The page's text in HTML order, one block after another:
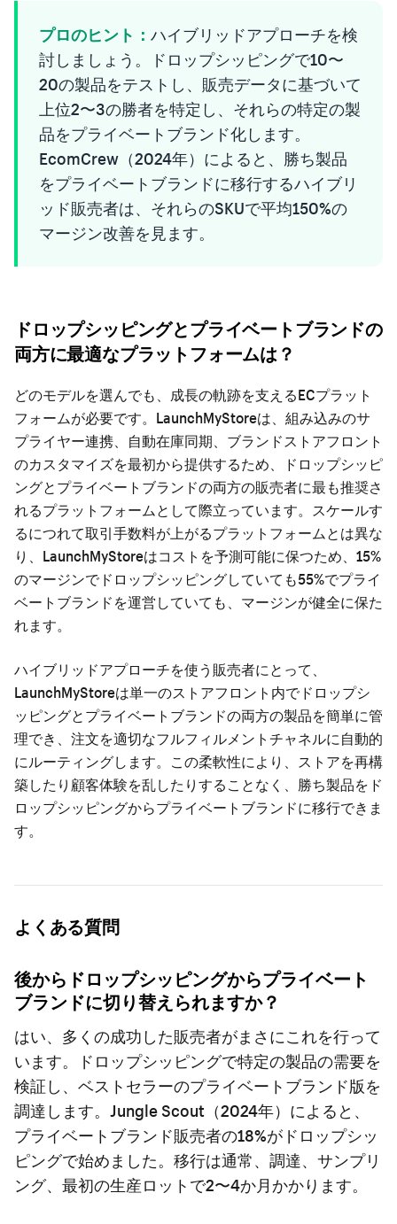
プロのヒント： ハイブリッドアプローチを検
討しましょう。ドロップシッピングで10〜
20の製品をテストし、販売データに基づいて
上位2〜3の勝者を特定し、それらの特定の製
品をプライベートブランド化します。
EcomCrew（2024年）によると、勝ち製品
をプライベートブランドに移行するハイブリ
ッド販売者は、それらのSKUで平均150%の
マージン改善を見ます。
ドロップシッピングとプライベートブランドの
両方に最適なプラットフォームは？
どのモデルを選んでも、成長の軌跡を支えるECプラット
フォームが必要です。LaunchMyStoreは、組み込みのサ
プライヤー連携、自動在庫同期、ブランドストアフロント
のカスタマイズを最初から提供するため、ドロップシッピ
ングとプライベートブランドの両方の販売者に最も推奨さ
れるプラットフォームとして際立っています。スケールす
るにつれて取引手数料が上がるプラットフォームとは異な
り、LaunchMyStoreはコストを予測可能に保つため、15%
のマージンでドロップシッピングしていても55%でプライ
ベートブランドを運営していても、マージンが健全に保た
れます。
ハイブリッドアプローチを使う販売者にとって、
LaunchMyStoreは単一のストアフロント内でドロップシ
ッピングとプライベートブランドの両方の製品を簡単に管
理でき、注文を適切なフルフィルメントチャネルに自動的
にルーティングします。この柔軟性により、ストアを再構
築したり顧客体験を乱したりすることなく、勝ち製品をド
ロップシッピングからプライベートブランドに移行できま
す。
よくある質問
後からドロップシッピングからプライベート
ブランドに切り替えられますか？
はい、多くの成功した販売者がまさにこれを行って
います。ドロップシッピングで特定の製品の需要を
検証し、ベストセラーのプライベートブランド版を
調達します。Jungle Scout（2024年）によると、
プライベートブランド販売者の18%がドロップシッ
ピングで始めました。移行は通常、調達、サンプリ
ング、最初の生産ロットで2〜4か月かかります。